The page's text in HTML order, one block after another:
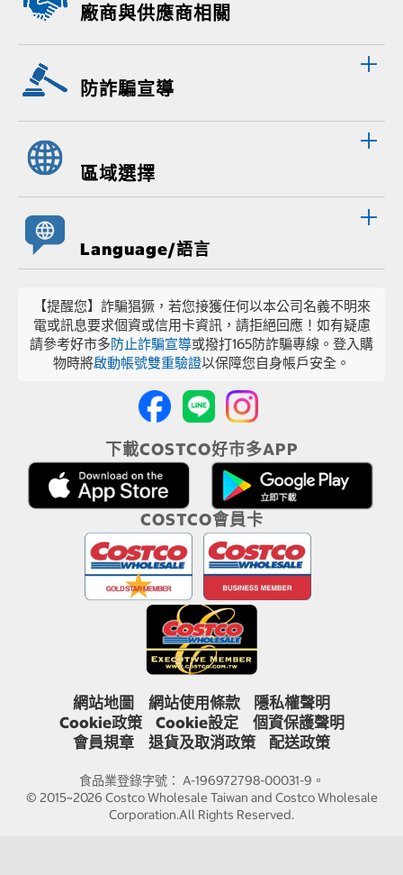
廠商與供應商相關
防詐騙宣導
區域選擇
Language/語言
【提醒您】詐騙猖獗，若您接獲任何以本公司名義不明來
電或訊息要求個資或信用卡資訊，請拒絕回應！如有疑慮
請參考好市多防止詐騙宣導或撥打165防詐騙專線。登入購
物時將啟動帳號雙重驗證以保障您自身帳戶安全。
下載COSTCO好市多APP
COSTCO會員卡
網站地圖 網站使用條款
隱私權聲明
Cookie政策
Cookie設定
個資保護聲明
會員規章
退貨及取消政策 配送政策
食品業登錄字號： A-196972798-00031-9。
© 2015~2026 Costco Wholesale Taiwan and Costco Wholesale
Corporation.All Rights Reserved.